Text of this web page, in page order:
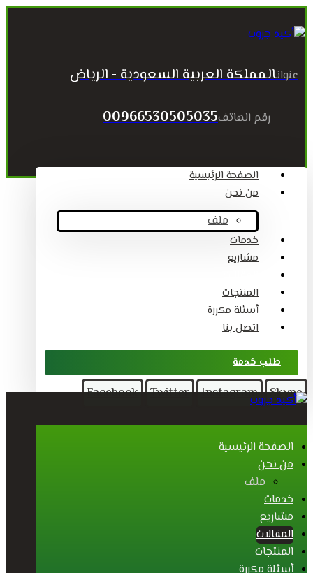
عنوانالمملكة العربية السعودية - الرياض
رقم الهاتف00966530505035
الصفحة الرئيسية
من نحن
ملف
خدمات
مشاريع
المنتجات
أسئلة مكررة
اتصل بنا
طلب خدمة
Facebook Twitter Instagram Skype
الصفحة الرئيسية
من نحن
ملف
خدمات
مشاريع
المقالات
المنتجات